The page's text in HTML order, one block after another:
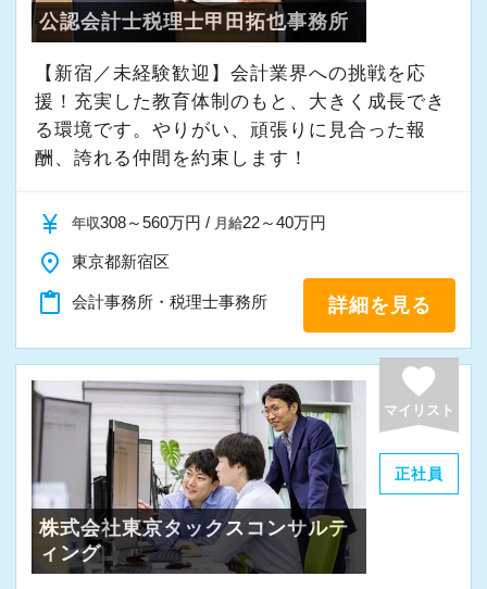
▽ステップ1(入社〜約1ヶ月)
先輩が担当しているお客様の月次試算表を作成
しながら少しずつレベルアップしていきましょ
う。実際の数字に触れながら業務に取り組んで
頂くことで、より理解と知識が深まります！
そろそろ入力業務に慣れてきますので、本人の
希望に応じて決算業務、年末調整業務、確定申
告業務にもチャレンジして頂けます。先輩スタ
ッフがサポートしますので、安心して税務・会
計の業務を一通り覚えられます！
▽ステップ3(4ヶ月目〜)
一通りの業務を覚えたら、自分自身で決算を行
って頂きます。決算書が出来ましたら、先輩ス
タッフ・オフィス責任者からのチェックと国税
OBのダブルチェックがあります。
お客様から「こうしたい」という理想をいただ
いたら、それを一緒になって実現するために大
きく力を発揮できる存在でありたいと考えてい
ます。ご紹介案件が7割を超えているのも、そう
いった私たちの姿勢がお客様から評価されてい
今後もお客様に満足していただけるようにスキ
ルの向上を目指し、税務のプロとして高い信頼
お客様から信頼され、心の通ったサービスを提
供する真の「税務プロフェッショナル」として
の道を私たちと一緒に歩んでみませんか？
【将来オフィスをお任せできる貴方の力を求め
ています】
積み重ねてこられた知識と経験を生かして、さ
公認会計士税理士甲田拓也事務所
【新宿／未経験歓迎】会計業界への挑戦を応
援！充実した教育体制のもと、大きく成長でき
る環境です。やりがい、頑張りに見合った報
酬、誇れる仲間を約束します！
currency_yen 年収308～560万円 / 月給22～40万円
place 東京都新宿区
content_paste 会計事務所・税理士事務所 詳細を見る
favorite
マイリスト
正社員
株式会社東京タックスコンサルテ
ィング